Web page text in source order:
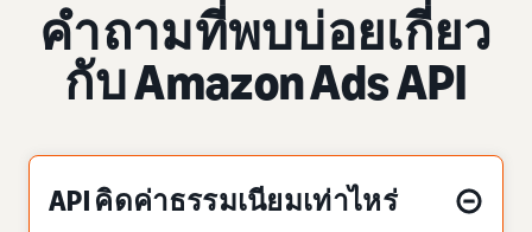
คำถามที่พบบ่อยเกี่ยว
กับ Amazon Ads API
API คิดค่าธรรมเนียมเท่าไหร่